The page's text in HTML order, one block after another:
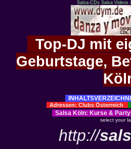
Salsa-CDs Salsa Videos
Top-DJ mit
Geburtstage,
Adressen: Clubs Österreich
Salsa Köln: Kurse&
select your
http://